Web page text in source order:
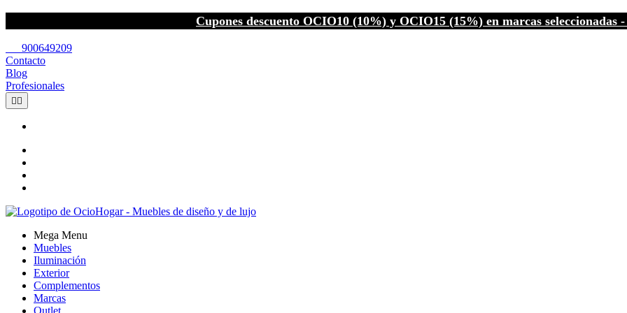
Cupones descuento OCIO10 (10%) y OCIO15 (15%) en marcas seleccionadas
900649209
Contacto
Blog
Profesionales
 
Mega Menu
Muebles
Iluminación
Exterior
Complementos
Marcas
Outlet